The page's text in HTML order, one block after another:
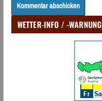
WETTER-INFO / -WARNUNG